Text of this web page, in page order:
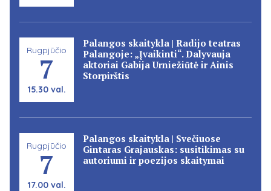
Rugpjūčio
7
15.30 val.
Palangos skaitykla | Radijo teatras
Palangoje: „Įvaikinti“. Dalyvauja
aktoriai Gabija Urniežiūtė ir Ainis
Storpirštis
Rugpjūčio
7
17.00 val.
Palangos skaitykla | Svečiuose
Gintaras Grajauskas: susitikimas su
autoriumi ir poezijos skaitymai